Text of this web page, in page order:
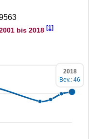
bis 2018 [1]
2018
Bev.: 46